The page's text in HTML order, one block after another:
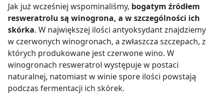
Jak już wcześniej wspominaliśmy, bogatym źródłem
resweratrolu są winogrona, a w szczególności ich
skórka. W największej ilości antyoksydant znajdziemy
w czerwonych winogronach, a zwłaszcza szczepach, z
których produkowane jest czerwone wino. W
winogronach resweratrol występuje w postaci
naturalnej, natomiast w winie spore ilości powstają
podczas fermentacji ich skórek.